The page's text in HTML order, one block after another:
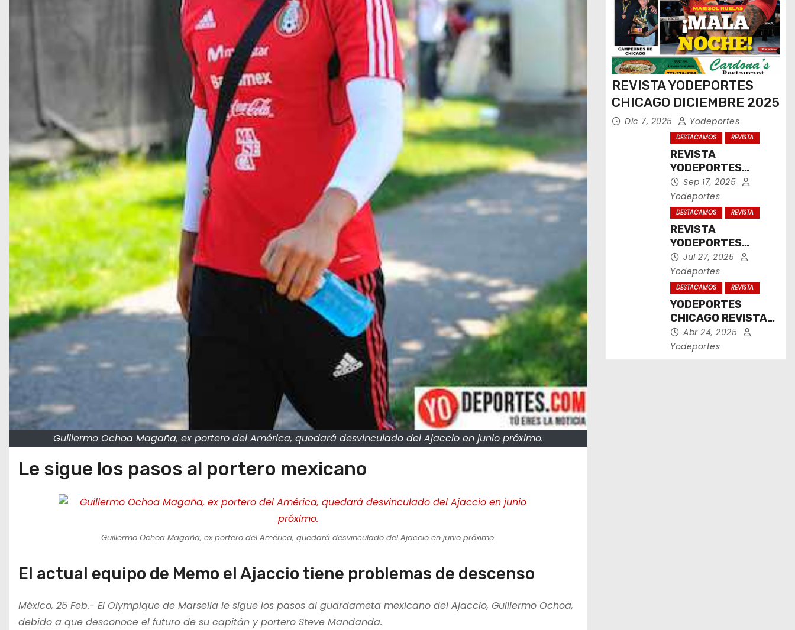
Guillermo Ochoa Magaña, ex portero del América, quedará desvinculado del Ajaccio en junio próximo.
Le sigue los pasos al portero mexicano
Guillermo Ochoa Magaña, ex portero del América, quedará desvinculado del Ajaccio en junio próximo.
El actual equipo de Memo el Ajaccio tiene problemas de descenso
México, 25 Feb.- El Olympique de Marsella le sigue los pasos al guardameta mexicano del Ajaccio, Guillermo Ochoa,
debido a que desconoce el futuro de su capitán y portero Steve Mandanda.
REVISTA YODEPORTES
CHICAGO DICIEMBRE 2025
Dic 7, 2025 Yodeportes
DESTACAMOS REVISTA
REVISTA
YODEPORTES
CHICAGO
SEPTIEMBRE 2025
Sep 17, 2025
Yodeportes
DESTACAMOS REVISTA
REVISTA
YODEPORTES
CHICAGO JULIO
2025
Jul 27, 2025
Yodeportes
DESTACAMOS REVISTA
YODEPORTES
CHICAGO REVISTA
IMPRESA ABRIL
2025
Abr 24, 2025
Yodeportes